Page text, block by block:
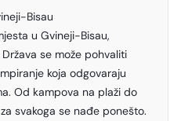
Bisau
u Gvineji-Bisau,
se može pohvaliti
koja odgovaraju
Od kampova na plaži do
svakoga se nađe ponešto.